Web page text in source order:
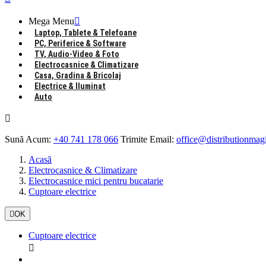
Mega Menu
Laptop, Tablete & Telefoane
PC, Periferice & Software
TV, Audio-Video & Foto
Electrocasnice & Climatizare
Casa, Gradina & Bricolaj
Electrice & Iluminat
Auto

Sună Acum: +40 741 178 066 Trimite Email:
Acasă
Electrocasnice & Climatizare
Electrocasnice mici pentru bucatarie
Cuptoare electrice
OK
Cuptoare electrice
